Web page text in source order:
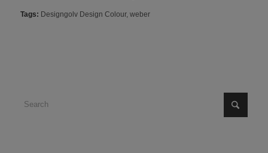
Tags: Designgolv Design Colour, weber